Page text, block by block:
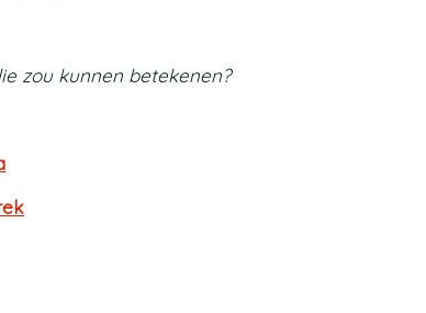
zou kunnen betekenen?